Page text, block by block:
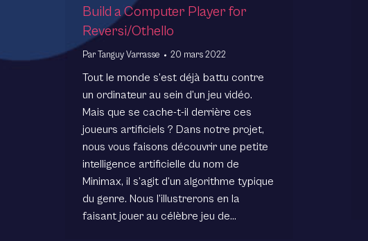
Build a Computer Player for
Reversi/Othello
Par Tanguy Varrasse 20 mars 2022
Tout le monde s’est déjà battu contre
un ordinateur au sein d’un jeu vidéo.
Mais que se cache-t-il derrière ces
joueurs artificiels ? Dans notre projet,
nous vous faisons découvrir une petite
intelligence artificielle du nom de
Minimax, il s’agit d’un algorithme typique
du genre. Nous l’illustrerons en la
faisant jouer au célèbre jeu de…